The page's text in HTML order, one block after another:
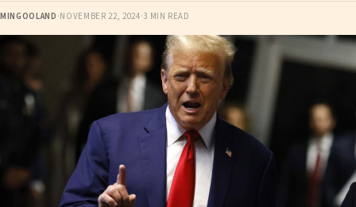
MINGOOLAND ·NOVEMBER 22, 2024·3 MIN READ